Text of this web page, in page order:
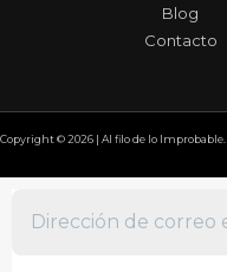
Blog
Contacto
Copyright © 2026 | Al filo de lo